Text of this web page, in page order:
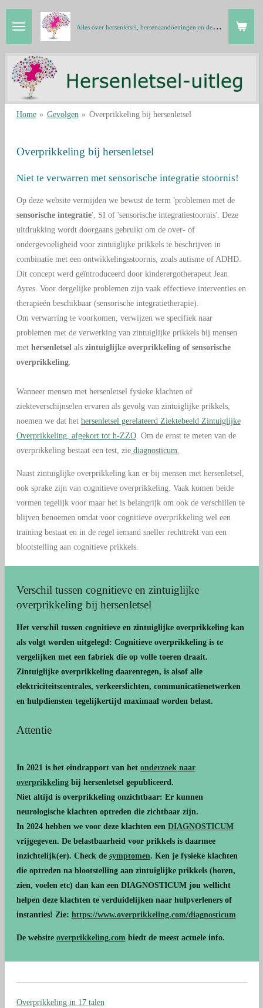
Ga
direct
naar
hoofdinhoud
A
lles over hersenletsel, hersenaandoeningen en de hersenen in gewone taal
Home » Gevolgen » Overprikkeling bij hersenletsel
Overprikkeling bij hersenletsel
Niet te verwarren met sensorische integratie stoornis!
Op deze website vermijden we bewust de term 'problemen met de
sensorische integratie', SI of 'sensorische integratiestoornis'. Deze
uitdrukking wordt doorgaans gebruikt om de over- of
ondergevoeligheid voor zintuiglijke prikkels te beschrijven in
combinatie met een ontwikkelingsstoornis, zoals autisme of ADHD.
Dit concept werd geïntroduceerd door kinderergotherapeut Jean
Ayres. Voor dergelijke problemen zijn vaak effectieve interventies en
therapieën beschikbaar (sensorische integratietherapie).
Om verwarring te voorkomen, verwijzen we specifiek naar
problemen met de verwerking van zintuiglijke prikkels bij mensen
met hersenletsel als zintuiglijke overprikkeling of sensorische
overprikkeling.
Wanneer mensen met hersenletsel fysieke klachten of
ziekteverschijnselen ervaren als gevolg van zintuiglijke prikkels,
noemen we dat het hersenletsel gerelateerd Ziektebeeld Zintuiglijke
Overprikkeling, afgekort tot h-ZZO. Om de ernst te meten van de
overprikkeling bestaat een test, ziediagnosticum.
Naast zintuiglijke overprikkeling kan er bij mensen met hersenletsel,
ook sprake zijn van cognitieve overprikkeling. Vaak komen beide
vormen tegelijk voor maar het is belangrijk om ook de verschillen te
blijven benoemen omdat voor cognitieve overprikkeling wel een
training bestaat en in de regel iemand sneller rechttrekt van een
blootstelling aan cognitieve prikkels.
Verschil tussen cognitieve en zintuiglijke
overprikkeling bij hersenletsel
Het verschil tussen cognitieve en zintuiglijke overprikkeling kan
als volgt worden uitgelegd: Cognitieve overprikkeling is te
vergelijken met een fabriek die op volle toeren draait.
Zintuiglijke overprikkeling daarentegen, is alsof alle
elektriciteitscentrales, verkeerslichten, communicatienetwerken
en hulpdiensten tegelijkertijd maximaal worden belast.
Attentie
In 2021 is het eindrapport van het onderzoek naar
overprikkelingbij hersenletsel gepubliceerd.
Niet altijd is overprikkeling onzichtbaar: Er kunnen
neurologische klachten optreden die zichtbaar zijn.
In 2024 hebben we voor deze klachten een DIAGNOSTICUM
vrijgegeven. De belastbaarheid voor prikkels is daarmee
inzichtelijk(er). Check de symptomen. Ken je fysieke klachten
die optreden na blootstelling aan zintuiglijke prikkels (horen,
zien, voelen etc) dan kan een DIAGNOSTICUM jou wellicht
helpen deze klachten te verduidelijken naar hulpverleners of
instanties! Zie: https://www.overprikkeling.com/diagnosticum
De website overprikkeling.combiedt de meest actuele info.
Overprikkeling in 17 talen